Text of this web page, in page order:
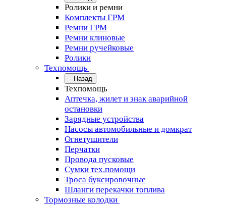
Ролики и ремни
Комплекты ГРМ
Ремни ГРМ
Ремни клиновые
Ремни ручейковые
Ролики
Техпомощь
Назад
Техпомощь
Аптечка, жилет и знак аварийной
остановки
Зарядные устройства
Насосы автомобильные и домкрат
Огнетушители
Перчатки
Провода пусковые
Сумки тех.помощи
Троса буксировочные
Шланги перекачки топлива
Тормозные колодки